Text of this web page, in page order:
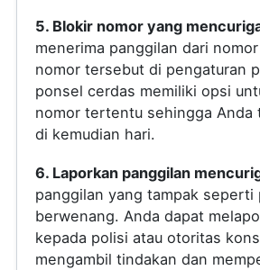
5. Blokir nomor yang
menerima panggilan dari
nomor tersebut di pengaturan
ponsel cerdas memiliki opsi
nomor tertentu sehingga Anda
di kemudian hari.
6. Laporkan panggilan
panggilan yang tampak
berwenang. Anda dapat
kepada polisi atau otoritas
mengambil tindakan dan